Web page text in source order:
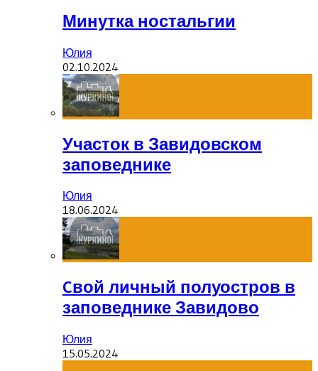
Минутка ностальгии
Юлия
02.10.2024
Участок в Завидовском
заповеднике
Юлия
18.06.2024
Cвой личный полуостров в
заповеднике Завидово
Юлия
15.05.2024